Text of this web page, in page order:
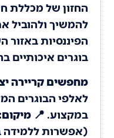
החזון של מכללת
להמשיך ולהוביל
הפיננסיות באזור
בוגרים איכותיים
מחפשים קריירה
לאלפי הבוגרים
במקצוע. 📍
(אפשרות ללמידה